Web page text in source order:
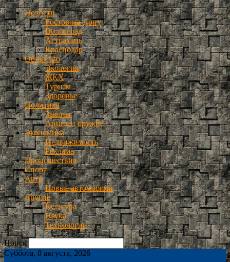
Новости
Ростов-на-Дону
Волгоград
Астрахань
Краснодар
Общество
Экология
ЖКХ
Туризм
Здоровье
Политика
Законы
Армия и оружие
Экономика
Недвижимость
Реклама
Происшествия
Спорт
Авто
Новые автомобили
Другие
Культура
Наука
Технологии
Поиск
Суббота, 8 августа, 2026